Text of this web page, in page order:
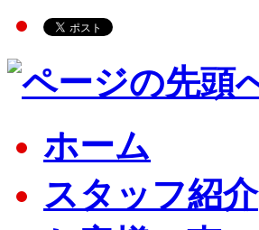
ホーム
スタッフ紹介